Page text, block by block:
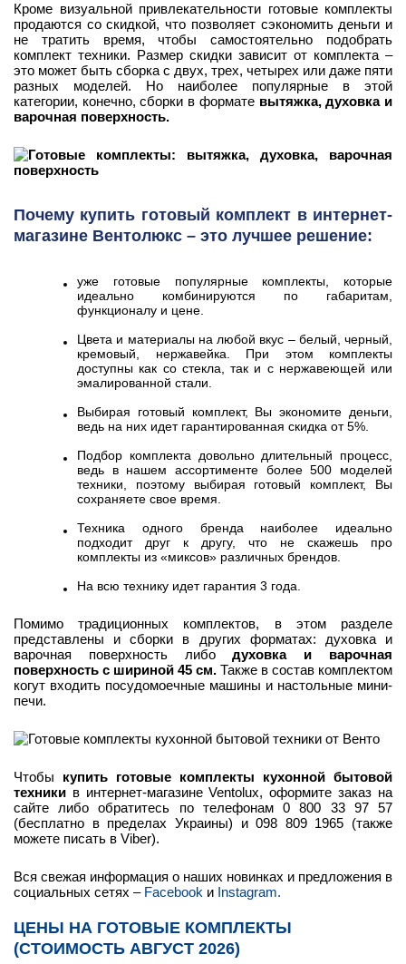
Кроме визуальной привлекательности готовые комплекты
продаются со скидкой, что позволяет сэкономить деньги и
не тратить время, чтобы самостоятельно подобрать
комплект техники. Размер скидки зависит от комплекта –
это может быть сборка с двух, трех, четырех или даже пяти
разных моделей. Но наиболее популярные в этой
категории, конечно, сборки в формате вытяжка, духовка и
варочная поверхность.
Почему купить готовый комплект в интернет-
магазине Вентолюкс – это лучшее решение:
уже готовые популярные комплекты, которые
идеально комбинируются по габаритам,
функционалу и цене.
Цвета и материалы на любой вкус – белый, черный,
кремовый, нержавейка. При этом комплекты
доступны как со стекла, так и с нержавеющей или
эмалированной стали.
Выбирая готовый комплект, Вы экономите деньги,
ведь на них идет гарантированная скидка от 5%.
Подбор комплекта довольно длительный процесс,
ведь в нашем ассортименте более 500 моделей
техники, поэтому выбирая готовый комплект, Вы
сохраняете свое время.
Техника одного бренда наиболее идеально
подходит друг к другу, что не скажешь про
комплекты из «миксов» различных брендов.
На всю технику идет гарантия 3 года.
Помимо традиционных комплектов, в этом разделе
представлены и сборки в других форматах: духовка и
варочная поверхность либодуховка и варочная
поверхность с шириной 45 см. Также в состав комплектом
когут входить посудомоечные машины и настольные мини-
печи.
Чтобы купить готовые комплекты кухонной бытовой
техники в интернет-магазине Ventolux, оформите заказ на
сайте либо обратитесь по телефонам 0 800 33 97 57
(бесплатно в пределах Украины) и 098 809 1965 (также
можете писать в Viber).
Вся свежая информация о наших новинках и предложения в
социальных сетях – Facebook и Instagram.
ЦЕНЫ НА ГОТОВЫЕ КОМПЛЕКТЫ
(СТОИМОСТЬ АВГУСТ 2026)